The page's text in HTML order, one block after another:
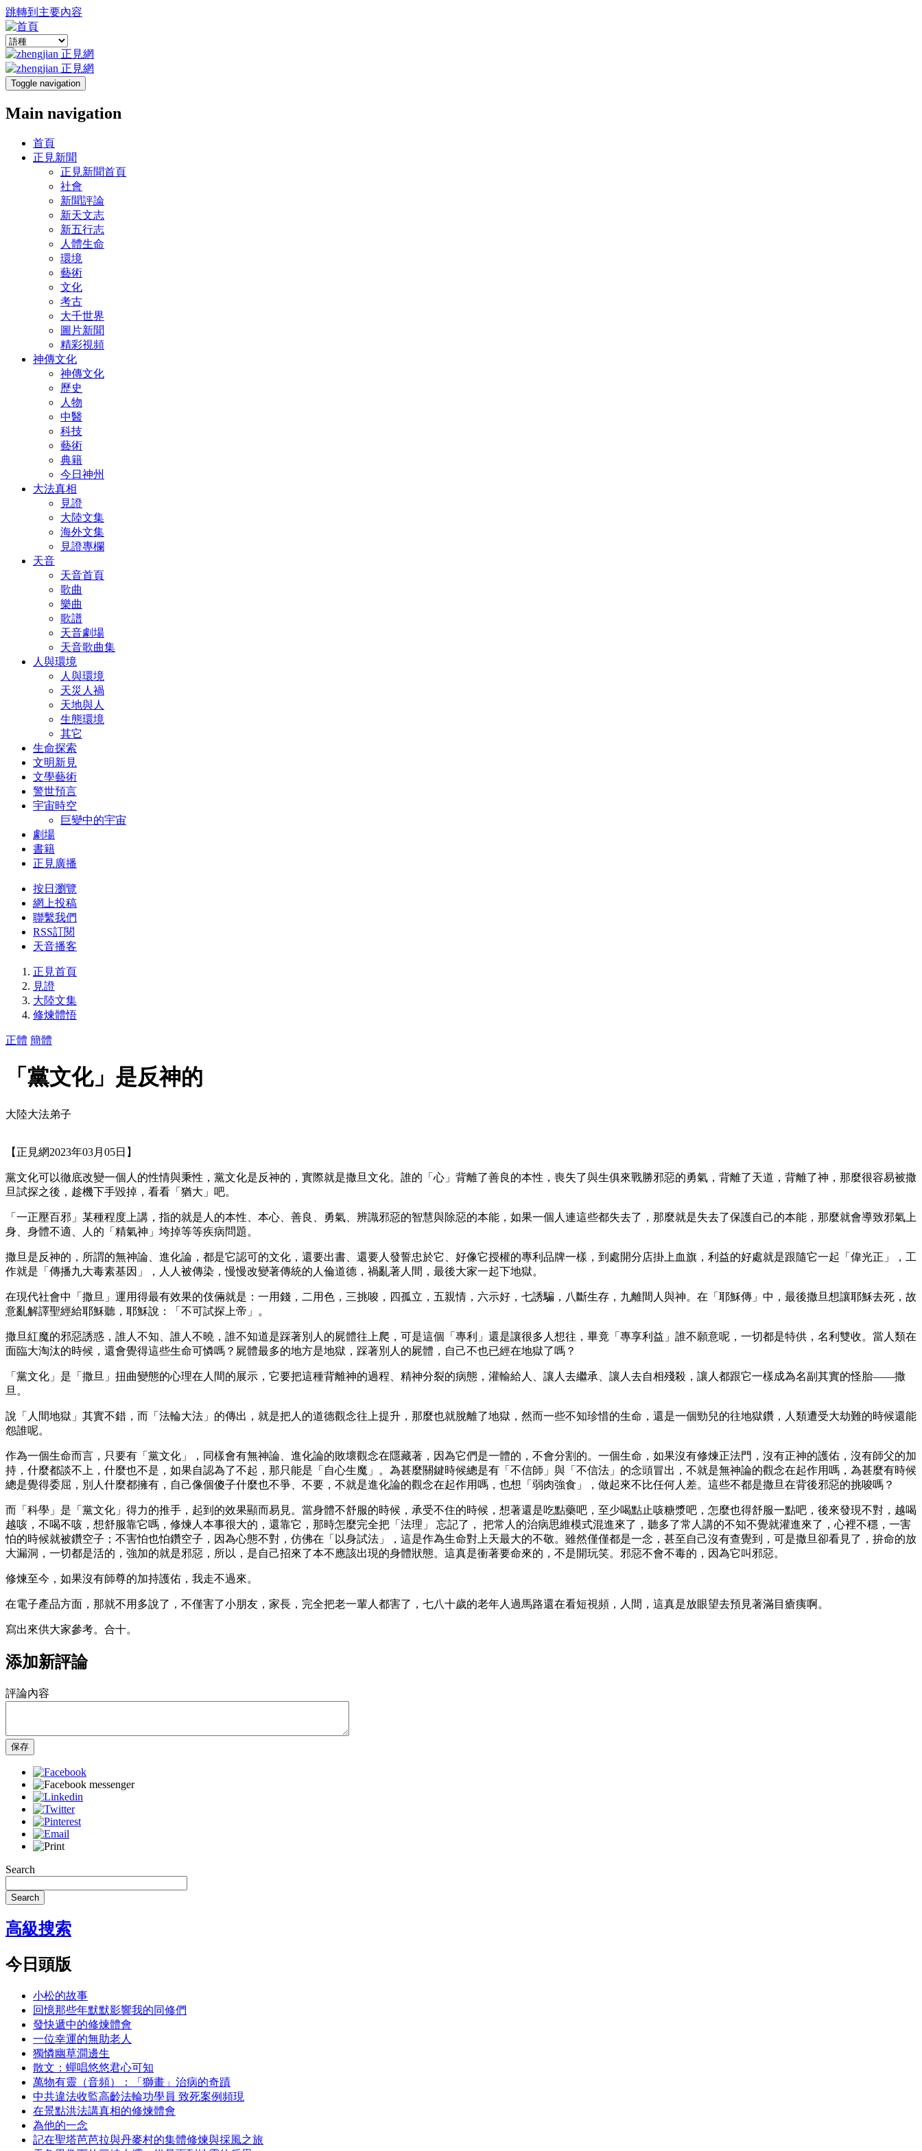
跳轉到主要內容
Toggle navigation
Main navigation
首頁
正見新聞
正見新聞首頁
社會
新聞評論
新天文志
新五行志
人體生命
環境
藝術
文化
考古
大千世界
圖片新聞
精彩視頻
神傳文化
神傳文化
歷史
人物
中醫
科技
藝術
典籍
今日神州
大法真相
見證
大陸文集
海外文集
見證專欄
天音
天音首頁
歌曲
樂曲
歌譜
天音劇場
天音歌曲集
人與環境
人與環境
天災人禍
天地與人
生態環境
其它
生命探索
文明新見
文學藝術
警世預言
宇宙時空
巨變中的宇宙
劇場
書籍
正見廣播
按日瀏覽
網上投稿
聯繫我們
RSS訂閱
天音播客
正見首頁
見證
大陸文集
修煉體悟
正體 簡體
「黨文化」是反神的
大陸大法弟子
【正見網2023年03月05日】
黨文化可以徹底改變一個人的性情與秉性，黨文化是反神的，實際就是撒旦文化。誰的「心」背離了善良的本性，喪失了與生俱來戰勝邪惡的勇氣，背離了天道，背離了神，那麼很容易被撒
旦試探之後，趁機下手毀掉，看看「猶大」吧。
「一正壓百邪」某種程度上講，指的就是人的本性、本心、善良、勇氣、辨識邪惡的智慧與除惡的本能，如果一個人連這些都失去了，那麼就是失去了保護自己的本能，那麼就會導致邪氣上
身、身體不適、人的「精氣神」垮掉等等疾病問題。
撒旦是反神的，所謂的無神論、進化論，都是它認可的文化，還要出書、還要人發誓忠於它、好像它授權的專利品牌一樣，到處開分店掛上血旗，利益的好處就是跟隨它一起「偉光正」，工
作就是「傳播九大毒素基因」，人人被傳染，慢慢改變著傳統的人倫道德，禍亂著人間，最後大家一起下地獄。
在現代社會中「撒旦」運用得最有效果的伎倆就是：一用錢，二用色，三挑唆，四孤立，五親情，六示好，七誘騙，八斷生存，九離間人與神。在「耶穌傳」中，最後撒旦想讓耶穌去死，故
意亂解譯聖經給耶穌聽，耶穌說：「不可試探上帝」。
撒旦紅魔的邪惡誘惑，誰人不知、誰人不曉，誰不知道是踩著別人的屍體往上爬，可是這個「專利」還是讓很多人想往，畢竟「專享利益」誰不願意呢，一切都是特供，名利雙收。當人類在
面臨大淘汰的時候，還會覺得這些生命可憐嗎？屍體最多的地方是地獄，踩著別人的屍體，自己不也已經在地獄了嗎？
「黨文化」是「撒旦」扭曲變態的心理在人間的展示，它要把這種背離神的過程、精神分裂的病態，灌輸給人、讓人去繼承、讓人去自相殘殺，讓人都跟它一樣成為名副其實的怪胎——撒
旦。
說「人間地獄」其實不錯，而「法輪大法」的傳出，就是把人的道德觀念往上提升，那麼也就脫離了地獄，然而一些不知珍惜的生命，還是一個勁兒的往地獄鑽，人類遭受大劫難的時候還能
怨誰呢。
作為一個生命而言，只要有「黨文化」，同樣會有無神論、進化論的敗壞觀念在隱藏著，因為它們是一體的，不會分割的。一個生命，如果沒有修煉正法門，沒有正神的護佑，沒有師父的加
持，什麼都談不上，什麼也不是，如果自認為了不起，那只能是「自心生魔」。為甚麼關鍵時候總是有「不信師」與「不信法」的念頭冒出，不就是無神論的觀念在起作用嗎，為甚麼有時候
總是覺得委屈，別人什麼都擁有，自己像個傻子什麼也不爭、不要，不就是進化論的觀念在起作用嗎，也想「弱肉強食」，做起來不比任何人差。這些不都是撒旦在背後邪惡的挑唆嗎？
而「科學」是「黨文化」得力的推手，起到的效果顯而易見。當身體不舒服的時候，承受不住的時候，想著還是吃點藥吧，至少喝點止咳糖漿吧，怎麼也得舒服一點吧，後來發現不對，越喝
越咳，不喝不咳，想舒服靠它嗎，修煉人本事很大的，還靠它，那時怎麼完全把「法理」 忘記了， 把常人的治病思維模式混進來了，聽多了常人講的不知不覺就灌進來了，心裡不穩，一害
怕的時候就被鑽空子；不害怕也怕鑽空子，因為心態不對，仿佛在「以身試法」，這是作為生命對上天最大的不敬。雖然僅僅都是一念，甚至自己沒有查覺到，可是撒旦卻看見了，拚命的放
大漏洞，一切都是活的，強加的就是邪惡，所以，是自己招來了本不應該出現的身體狀態。這真是衝著要命來的，不是開玩笑。邪惡不會不毒的，因為它叫邪惡。
修煉至今，如果沒有師尊的加持護佑，我走不過來。
在電子產品方面，那就不用多說了，不僅害了小朋友，家長，完全把老一輩人都害了，七八十歲的老年人過馬路還在看短視頻，人間，這真是放眼望去預見著滿目瘡痍啊。
寫出來供大家參考。合十。
添加新評論
評論內容
保存
Search
Search
高級搜索
今日頭版
小松的故事
回憶那些年默默影響我的同修們
發快遞中的修煉體會
一位幸運的無助老人
獨憐幽草澗邊生
散文：蟬唱悠悠君心可知
萬物有靈（音頻）：「獅畫」治病的奇蹟
中共違法收監高齡法輪功學員 致死案例頻現
在景點洪法講真相的修煉體會
為他的一念
記在聖塔芭芭拉與丹麥村的集體修煉與採風之旅